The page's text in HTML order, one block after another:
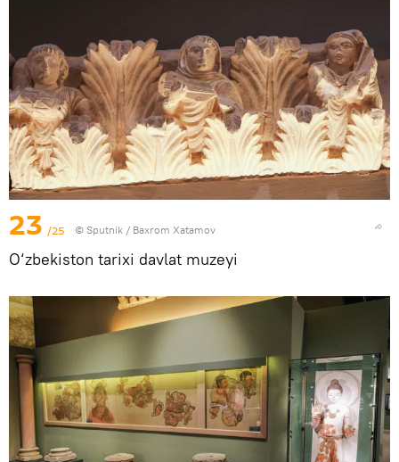
23 /25 © Sputnik / Baxrom Xatamov
O‘zbekiston tarixi davlat muzeyi